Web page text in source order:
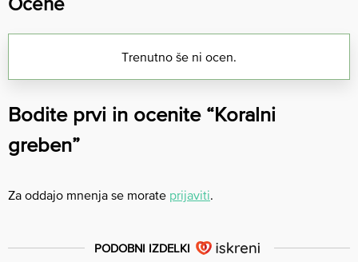
Trenutno še ni ocen.
Bodite prvi in ocenite “Koralni
greben”
Za oddajo mnenja se morate prijaviti.
PODOBNI IZDELKI